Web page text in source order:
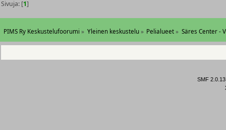
Sivuja: [1]
PIMS Ry Keskustelufoorumi » Yleinen keskustelu» Pelialueet » Säres Center -
SMF 2.0.13